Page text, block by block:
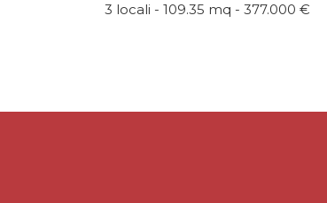
4 locali - 124.86 mq - 456.000 €